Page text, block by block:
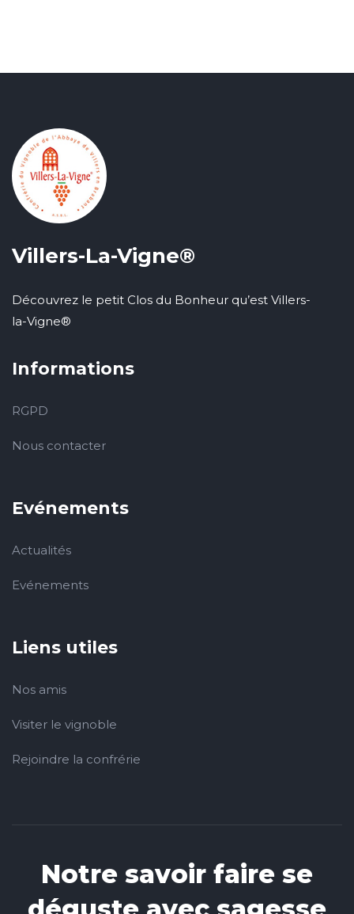
Villers-La-Vigne®
Découvrez le petit Clos du Bonheur qu’est Villers-
la-Vigne®
Informations
RGPD
Nous contacter
Evénements
Actualités
Evénements
Liens utiles
Nos amis
Visiter le vignoble
Rejoindre la confrérie
Notre savoir faire se